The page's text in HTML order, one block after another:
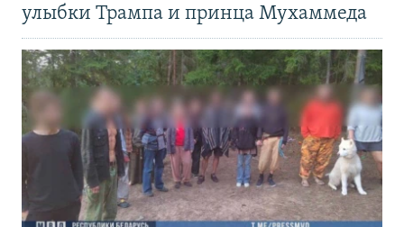
улыбки Трампа и принца Мухаммеда